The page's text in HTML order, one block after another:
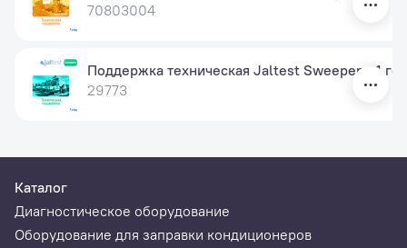
70803004
Поддержка техническая Jaltest Sweepers, 1
29773
Каталог
Диагностическое оборудование
Оборудование для заправки кондиционеров